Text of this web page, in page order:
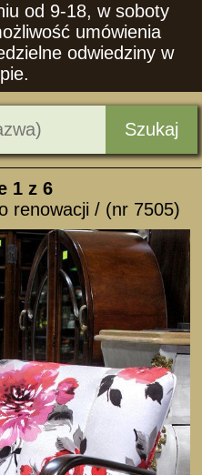
od 9-18, w soboty
umówienia
odwiedziny w
Szukaj
1z 6
renowacji / (nr 7505)